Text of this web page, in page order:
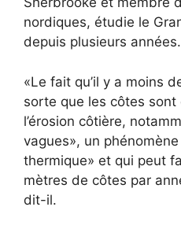
nordiques, étudie le
depuis plusieurs années.
Le fait qu’il y a moins
sorte que les côtes
l’érosion côtière,
vagues , un
thermique
et qui peut
mètres de côtes par
dit-il.